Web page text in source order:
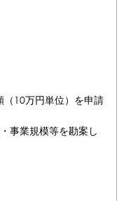
10万円単位）を申請
事業規模等を勘案し